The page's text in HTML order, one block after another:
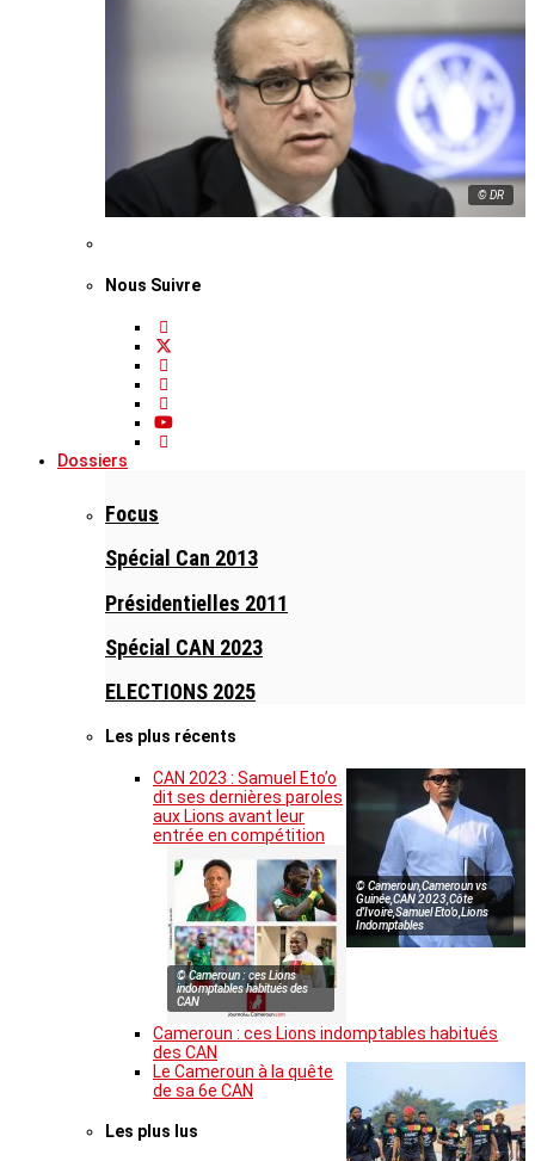
© DR
Nous Suivre
Dossiers
Focus
Spécial Can 2013
Présidentielles 2011
Spécial CAN 2023
ELECTIONS 2025
Les plus récents
© Cameroun,Cameroun vs
Guinée,CAN 2023,Côte
d’Ivoire,Samuel Eto’o,Lions
Indomptables
CAN 2023 : Samuel Eto’o
dit ses dernières paroles
aux Lions avant leur
entrée en compétition
© Cameroun : ces Lions
indomptables habitués des
CAN
Cameroun : ces Lions indomptables habitués
des CAN
Le Cameroun à la quête
de sa 6e CAN
Les plus lus